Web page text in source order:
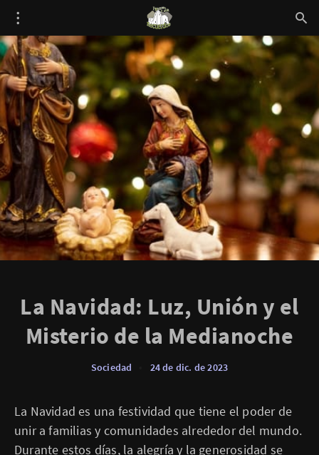
La Navidad: Luz, Unión y el
Misterio de la Medianoche
Sociedad 24 de dic. de 2023
La Navidad es una festividad que tiene el poder de
unir a familias y comunidades alrededor del mundo.
Durante estos días, la alegría y la generosidad se